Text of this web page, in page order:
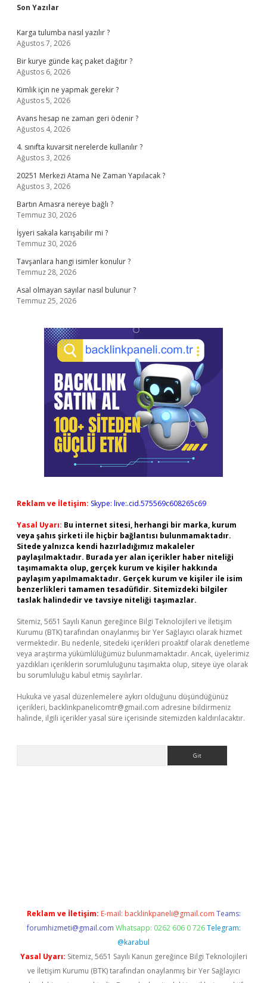
Sidebar
Son Yazılar
Karga tulumba nasıl yazılır ?
Ağustos 7, 2026
Bir kurye günde kaç paket dağıtır ?
Ağustos 6, 2026
Kimlik için ne yapmak gerekir ?
Ağustos 5, 2026
Avans hesap ne zaman geri ödenir ?
Ağustos 4, 2026
4. sınıfta kuvarsit nerelerde kullanılır ?
Ağustos 3, 2026
20251 Merkezi Atama Ne Zaman Yapılacak ?
Ağustos 3, 2026
Bartın Amasra nereye bağlı ?
Temmuz 30, 2026
İşyeri sakala karışabilir mi ?
Temmuz 30, 2026
Tavşanlara hangi isimler konulur ?
Temmuz 28, 2026
Asal olmayan sayılar nasıl bulunur ?
Temmuz 25, 2026
Reklam ve İletişim: Skype: live:.cid.575569c608265c69
Yasal Uyarı: Bu internet sitesi, herhangi bir marka, kurum
veya şahıs şirketi ile hiçbir bağlantısı bulunmamaktadır.
Sitede yalnızca kendi hazırladığımız makaleler
paylaşılmaktadır. Burada yer alan içerikler haber niteliği
taşımamakta olup, gerçek kurum ve kişiler hakkında
paylaşım yapılmamaktadır. Gerçek kurum ve kişiler ile isim
benzerlikleri tamamen tesadüfidir. Sitemizdeki bilgiler
taslak halindedir ve tavsiye niteliği taşımazlar.
Sitemiz, 5651 Sayılı Kanun gereğince Bilgi Teknolojileri ve İletişim
Kurumu (BTK) tarafından onaylanmış bir Yer Sağlayıcı olarak hizmet
vermektedir. Bu nedenle, sitedeki içerikleri proaktif olarak denetleme
veya araştırma yükümlülüğümüz bulunmamaktadır. Ancak, üyelerimiz
yazdıkları içeriklerin sorumluluğunu taşımakta olup, siteye üye olarak
bu sorumluluğu kabul etmiş sayılırlar.
Hukuka ve yasal düzenlemelere aykırı olduğunu düşündüğünüz
içerikleri, backlinkpanelicomtr@gmail.com adresine bildirmeniz
halinde, ilgili içerikler yasal süre içerisinde sitemizden kaldırılacaktır.
Reklam ve İletişim: E-mail: backlinkpaneli@gmail.com Teams:
forumhizmeti@gmail.com Whatsapp: 0262 606 0 726 Telegram:
@karabul
Yasal Uyarı: Sitemiz, 5651 Sayılı Kanun gereğince Bilgi Teknolojileri
ve İletişim Kurumu (BTK) tarafından onaylanmış bir Yer Sağlayıcı